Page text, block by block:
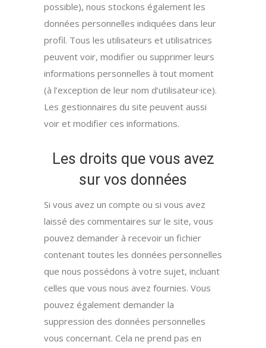
possible), nous stockons également les
données personnelles indiquées dans leur
profil. Tous les utilisateurs et utilisatrices
peuvent voir, modifier ou supprimer leurs
informations personnelles à tout moment
(à l’exception de leur nom d’utilisateur·ice).
Les gestionnaires du site peuvent aussi
voir et modifier ces informations.
Les droits que vous avez
sur vos données
Si vous avez un compte ou si vous avez
laissé des commentaires sur le site, vous
pouvez demander à recevoir un fichier
contenant toutes les données personnelles
que nous possédons à votre sujet, incluant
celles que vous nous avez fournies. Vous
pouvez également demander la
suppression des données personnelles
vous concernant. Cela ne prend pas en